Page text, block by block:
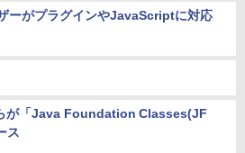
ーがプラグインやJavaScriptに対応
が「Java Foundation Classes(JF
ス